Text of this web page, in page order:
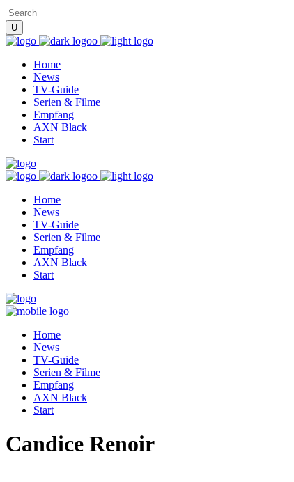
Home
News
TV-Guide
Serien & Filme
Empfang
AXN Black
Start
Home
News
TV-Guide
Serien & Filme
Empfang
AXN Black
Start
Home
News
TV-Guide
Serien & Filme
Empfang
AXN Black
Start
Candice Renoir